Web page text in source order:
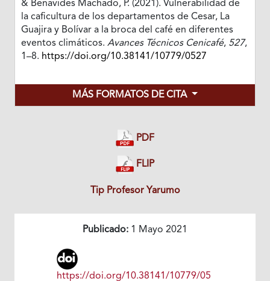
& Benavides Machado, P. (2021). Vulnerabilidad de
la caficultura de los departamentos de Cesar, La
Guajira y Bolívar a la broca del café en diferentes
eventos climáticos. Avances Técnicos Cenicafé, 527,
1–8. https://doi.org/10.38141/10779/0527
MÁS FORMATOS DE CITA
PDF
FLIP
Tip Profesor Yarumo
Publicado: 1 Mayo 2021
https://doi.org/10.38141/10779/05